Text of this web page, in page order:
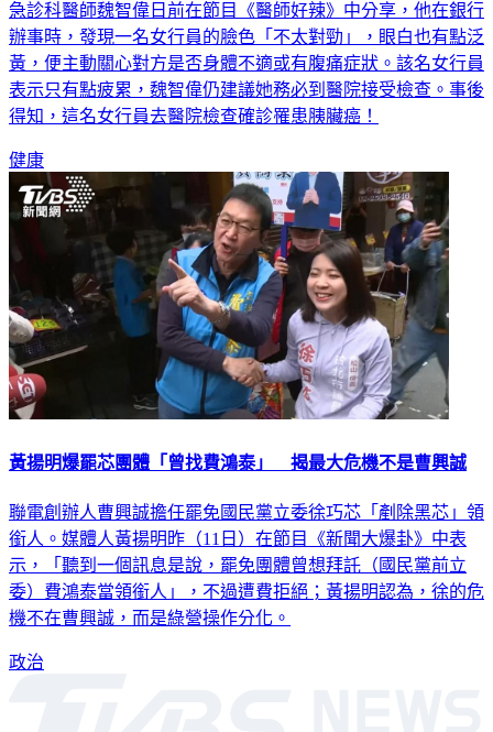
急診科醫師魏智偉日前在節目《醫師好辣》中分享，他在銀行
辦事時，發現一名女行員的臉色「不太對勁」，眼白也有點泛
黃，便主動關心對方是否身體不適或有腹痛症狀。該名女行員
表示只有點疲累，魏智偉仍建議她務必到醫院接受檢查。事後
得知，這名女行員去醫院檢查確診罹患胰臟癌！
健康
黃揚明爆罷芯團體「曾找費鴻泰」 揭最大危機不是曹興誠
聯電創辦人曹興誠擔任罷免國民黨立委徐巧芯「剷除黑芯」領
銜人。媒體人黃揚明昨（11日）在節目《新聞大爆卦》中表
示，「聽到一個訊息是說，罷免團體曾想拜託（國民黨前立
委）費鴻泰當領銜人」，不過遭費拒絕；黃揚明認為，徐的危
機不在曹興誠，而是綠營操作分化。
政治